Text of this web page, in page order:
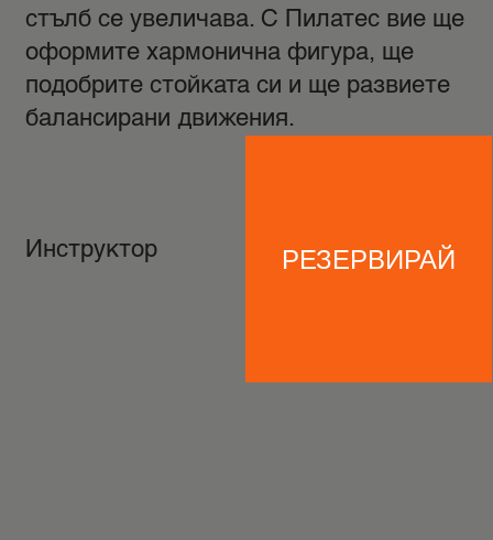
стълб се увеличава. С Пилатес вие ще
оформите хармонична фигура, ще
подобрите стойката си и ще развиете
балансирани движения.
Инструктор РЕЗЕРВИРАЙ